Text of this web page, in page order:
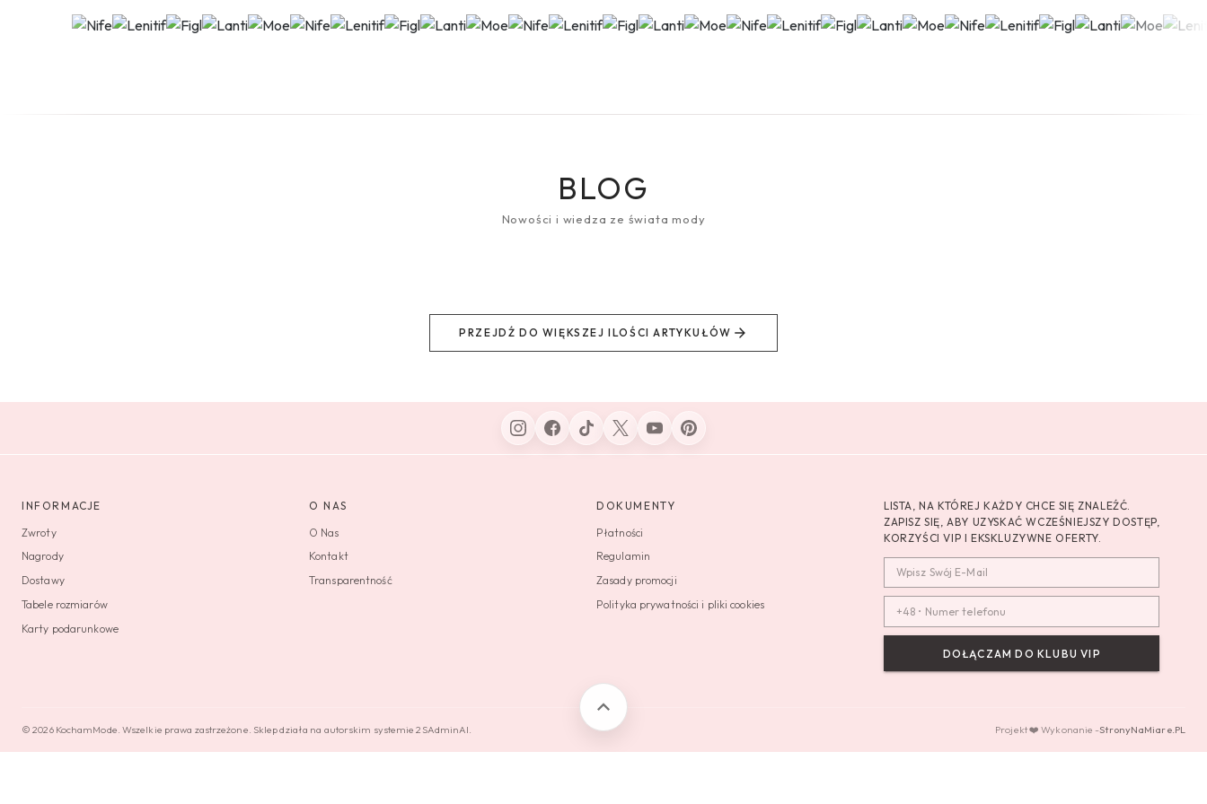
BLOG
Nowości i wiedza ze świata mody
PRZEJDŹ DO WIĘKSZEJ ILOŚCI ARTYKUŁÓW
INFORMACJE
Zwroty
Nagrody
Dostawy
Tabele rozmiarów
Karty podarunkowe
O NAS
O Nas
Kontakt
Transparentność
DOKUMENTY
Płatności
Regulamin
Zasady promocji
Polityka prywatności i pliki cookies
LISTA, NA KTÓREJ KAŻDY CHCE SIĘ ZNALEŹĆ.
ZAPISZ SIĘ, ABY UZYSKAĆ WCZEŚNIEJSZY DOSTĘP,
KORZYŚCI VIP I EKSKLUZYWNE OFERTY.
DOŁĄCZAM DO KLUBU VIP
© 2026 KochamMode. Wszelkie prawa zastrzeżone. Sklep działa na autorskim systemie 2SAdminAI. Projekt ❤️ Wykonanie -StronyNaMiare.PL